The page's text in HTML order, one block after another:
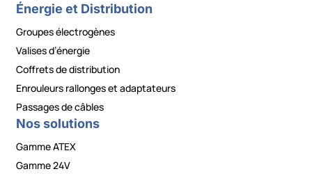
Énergie et Distribution
Groupes électrogènes
Valises d’énergie
Coffrets de distribution
Enrouleurs rallonges et adaptateurs
Passages de câbles
Nos solutions
Gamme ATEX
Gamme 24V